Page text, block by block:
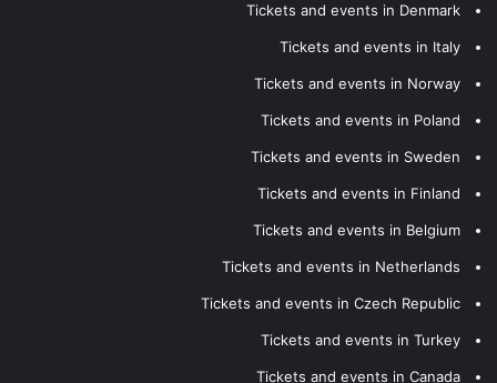
Tickets and events in Denmark
Tickets and events in Italy
Tickets and events in Norway
Tickets and events in Poland
Tickets and events in Sweden
Tickets and events in Finland
Tickets and events in Belgium
Tickets and events in Netherlands
Tickets and events in Czech Republic
Tickets and events in Turkey
Tickets and events in Canada